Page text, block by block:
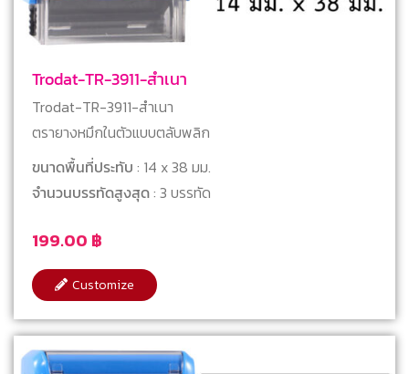
Trodat-TR-3911-สำเนา
199.00 ฿
Trodat-TR-3911-สำเนา
ตรายางหมึกในตัวแบบตลับพลิก
ขนาดพื้นที่ประทับ : 14 x 38 มม.
จำนวนบรรทัดสูงสุด: 3 บรรทัด
Customize